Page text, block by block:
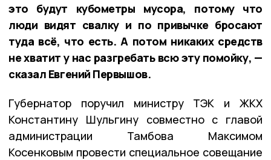
это будут кубометры мусора, потому что
люди видят свалку и по привычке бросают
туда всё, что есть. А потом никаких средств
не хватит у нас разгребать всю эту помойку, —
сказал Евгений Первышов.
Губернатор поручил министру ТЭК и ЖКХ
Константину Шульгину совместно с главой
администрации Тамбова Максимом
Косенковым провести специальное совещание